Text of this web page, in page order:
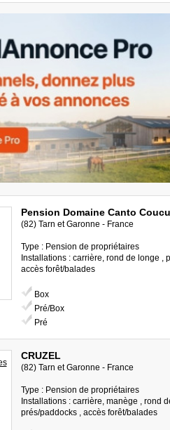
Pension Domaine Canto
(82) Tarn et Garonne - France
Type : Pension de propriétaires
Installations : carrière, rond de longe ,
accès forêt/balades
Box
Pré/Box
Pré
CRUZEL
(82) Tarn et Garonne - France
Type : Pension de propriétaires
Installations : carrière, manège , rond
prés/paddocks , accès forêt/balades